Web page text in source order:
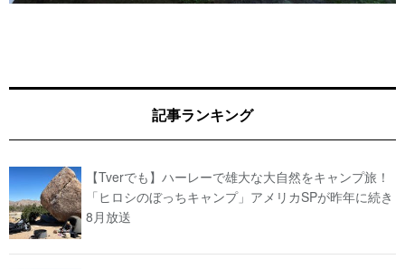
記事ランキング
【Tverでも】ハーレーで雄大な大自然をキャンプ旅！
「ヒロシのぼっちキャンプ」アメリカSPが昨年に続き
8月放送